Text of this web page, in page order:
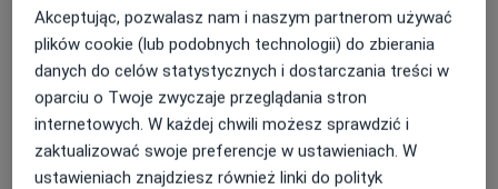
Plastyka powiek górnych z
usunięciem przepuklin
tłuszczowych
4 500 zł Szczegóły
Umów wizytę
Wycięcie drobnych zmian skórnych
Od 1 000 zł Szczegóły Umów wizytę
Akceptując, pozwalasz nam i naszym partnerom używać
plików cookie (lub podobnych technologii) do zbierania
danych do celów statystycznych i dostarczania treści w
oparciu o Twoje zwyczaje przeglądania stron
internetowych. W każdej chwili możesz sprawdzić i
zaktualizować swoje preferencje w ustawieniach. W
ustawieniach znajdziesz również linki do polityk